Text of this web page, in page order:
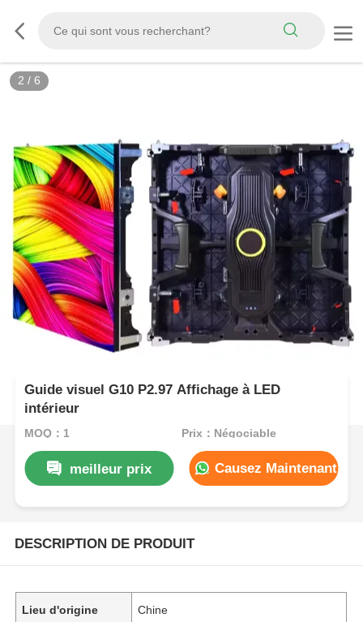
2 / 6
Guide visuel G10 P2.97 Affichage à LED
intérieur
MOQ：1 Prix：Négociable
meilleur prix Causez Maintenant
DESCRIPTION DE PRODUIT
Lieu d'origine Chine